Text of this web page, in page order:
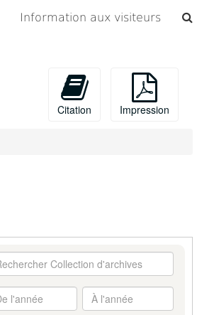
Information aux visiteurs
Citation Impression
À
l'année